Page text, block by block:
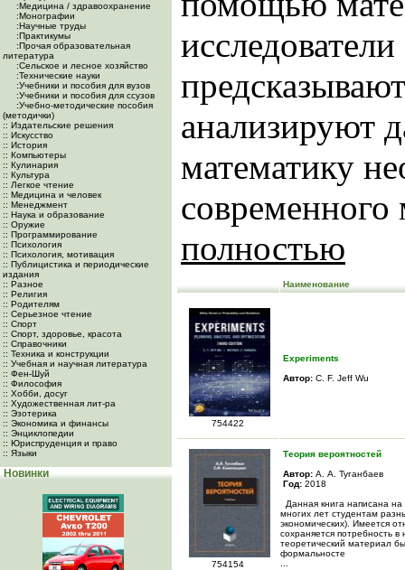
:Медицина / здравоохранение
:Монографии
:Научные труды
:Практикумы
:Прочая образовательная
литература
:Сельское и лесное хозяйство
:Технические науки
:Учебники и пособия для вузов
:Учебники и пособия для ссузов
:Учебно-методические пособия
(методички)
:: Издательские решения
:: Искусство
:: История
:: Компьютеры
:: Кулинария
:: Культура
:: Легкое чтение
:: Медицина и человек
:: Менеджмент
:: Наука и образование
:: Оружие
:: Программирование
:: Психология
:: Психология, мотивация
:: Публицистика и периодические
издания
:: Разное
:: Религия
:: Родителям
:: Серьезное чтение
:: Спорт
:: Спорт, здоровье, красота
:: Справочники
:: Техника и конструкции
:: Учебная и научная литература
:: Фен-Шуй
:: Философия
:: Хобби, досуг
:: Художественная лит-ра
:: Эзотерика
:: Экономика и финансы
:: Энциклопедии
:: Юриспруденция и право
:: Языки
Новинки
анализируют
математику
полностью
Наименование
754422
Experiments
Автор: C. F. Jeff Wu
754154
Теория вероятностей
Автор: А. А. Туганбаев
Год: 2018
Данная книга написана
многих лет студентам
экономических). Имеется
сохраняется потребность
теоретический материал
формальносте